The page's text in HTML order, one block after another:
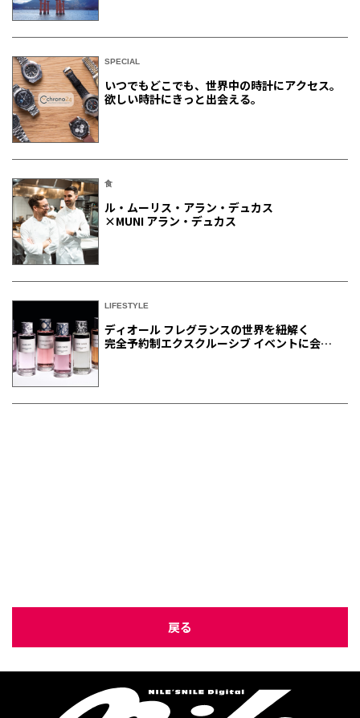
SPECIAL
いつでもどこでも、世界中の時計にアクセス。
欲しい時計にきっと出会える。
食
ル・ムーリス・アラン・デュカス
×MUNI アラン・デュカス
LIFESTYLE
ディオール フレグランスの世界を紐解く
完全予約制エクスクルーシブ イベントに会員
戻る